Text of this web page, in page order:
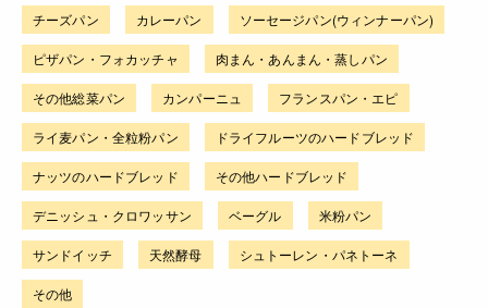
チーズパン カレーパン ソーセージパン(ウィンナーパン)
ピザパン・フォカッチャ 肉まん・あんまん・蒸しパン
その他総菜パン カンパーニュ フランスパン・エピ
ライ麦パン・全粒粉パン ドライフルーツのハードブレッド
ナッツのハードブレッド その他ハードブレッド
デニッシュ・クロワッサン ベーグル 米粉パン
サンドイッチ 天然酵母 シュトーレン・パネトーネ
その他